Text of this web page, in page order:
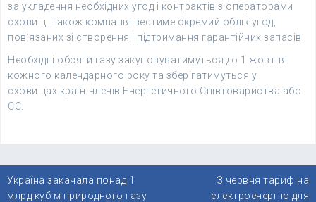
за укладення необхідних угод і контрактів з операторами
сховищ. Також компанія вестиме окремий облік угод,
пов’язаних зі створення і підтримання гарантійних запасів.
Необхідні обсяги газу закуповуватимуться до 1 жовтня
кожного календарного року та зберігатимуться у
сховищах країн-членів Енергетичного Співтовариства або
ЄС.
Навігація
записів
Україна закачала понад 1
млрд куб м природного газу
З червня тариф на
електроенергію для